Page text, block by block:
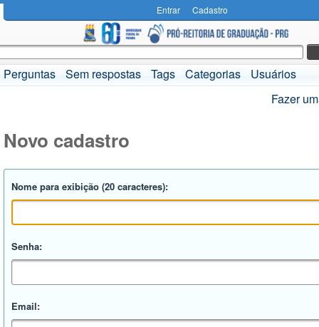
Entrar Cadastro
Perguntas Sem respostas Tags Categorias
Usuários
Fazer
Novo cadastro
Nome para exibição (20 caracteres):
Senha:
Email: